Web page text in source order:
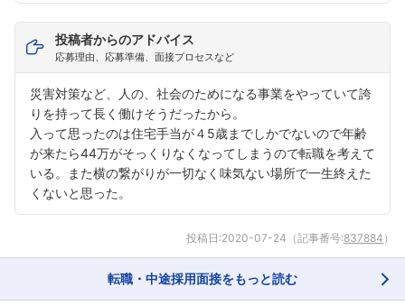
投稿者からのアドバイス
応募理由、応募準備、面接プロセスなど
災害対策など、人の、社会のためになる事業をやっていて誇
りを持って長く働けそうだったから。
入って思ったのは住宅手当が４5歳までしかでないので年齢
が来たら44万がそっくりなくなってしまうので転職を考えて
いる。また横の繋がりが一切なく味気ない場所で一生終えた
くないと思った。
投稿日:2020-07-24 （記事番号:837884 ）
転職・中途採用面接をもっと読む